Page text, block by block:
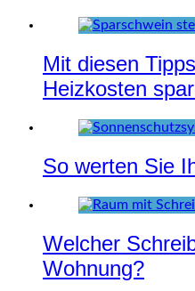
Mit diesen
Heizkosten
So werten Sie
Welcher
Wohnung?